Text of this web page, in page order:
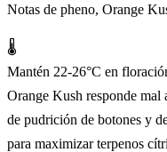
Notas de pheno, Orange
🌡️
Mantén 22-26°C en
Orange Kush responde mal
de pudrición de botones y
para maximizar terpenos